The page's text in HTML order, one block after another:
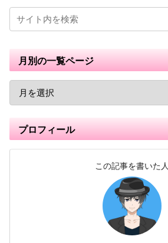
月別の一覧ページ
プロフィール
この記事を書いた人